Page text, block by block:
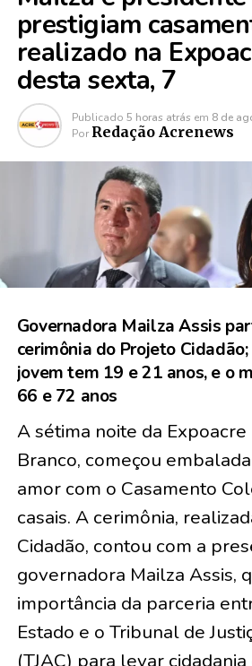
prestigiam
realizado na
desta sexta, 7
Publicado 5 horas atrás em 8 de
Por Redação Acrenews
Governadora Mailza Assis
cerimônia do Projeto
jovem tem 19 e 21 anos, e o
66 e 72 anos
A sétima noite da Expoacre
Branco, começou
amor com o Casamento
casais. A cerimônia,
Cidadão, contou com a
governadora Mailza Assis,
importância da parceria
Estado e o Tribunal de
(TJAC) para levar